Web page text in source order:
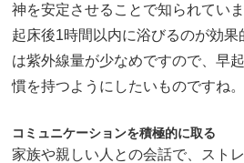
神を安定させることで知られていま
起床後1時間以内に浴びるのが効
は紫外線量が少なめですので、早
慣を持つようにしたいものですね。
コミュニケーションを積極的に取る
家族や親しい人との会話で、スト